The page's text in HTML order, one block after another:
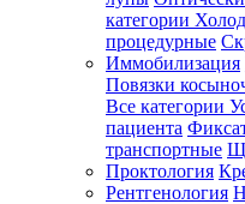
категории
процедурные
Иммобилизация
Повязки
Все категории
пациента
транспортные
Проктология
Рентгенология